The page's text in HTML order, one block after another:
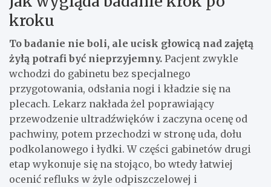
kroku
To badanie nie boli, ale ucisk głowicą nad zajętą
żyłą potrafi być nieprzyjemny. Pacjent zwykle
wchodzi do gabinetu bez specjalnego
przygotowania, odsłania nogi i kładzie się na
plecach. Lekarz nakłada żel poprawiający
przewodzenie ultradźwięków i zaczyna ocenę od
pachwiny, potem przechodzi w stronę uda, dołu
podkolanowego i łydki. W części gabinetów drugi
etap wykonuje się na stojąco, bo wtedy łatwiej
ocenić refluks w żyle odpiszczelowej i